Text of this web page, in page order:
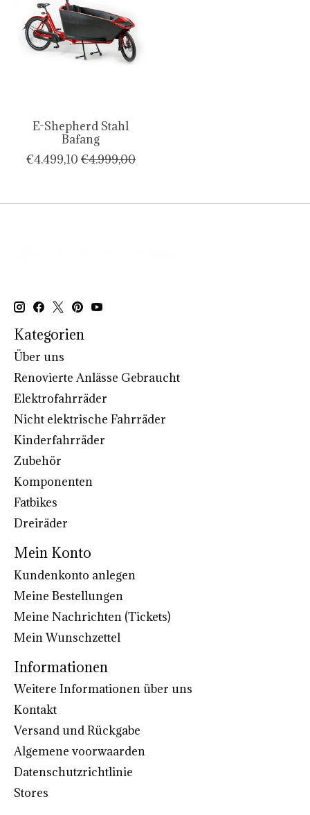
E-Shepherd Stahl
Bafang
€4.499,10 €4.999,00
Kategorien
Über uns
Renovierte Anlässe Gebraucht
Elektrofahrräder
Nicht elektrische Fahrräder
Kinderfahrräder
Zubehör
Komponenten
Fatbikes
Dreiräder
Mein Konto
Kundenkonto anlegen
Meine Bestellungen
Meine Nachrichten (Tickets)
Mein Wunschzettel
Informationen
Weitere Informationen über uns
Kontakt
Versand und Rückgabe
Algemene voorwaarden
Datenschutzrichtlinie
Stores